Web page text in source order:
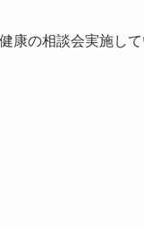
康の相談会実施し